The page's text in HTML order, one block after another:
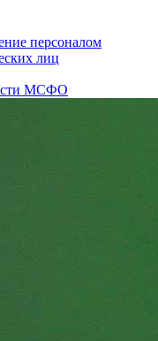
персоналом
лиц
МСФО